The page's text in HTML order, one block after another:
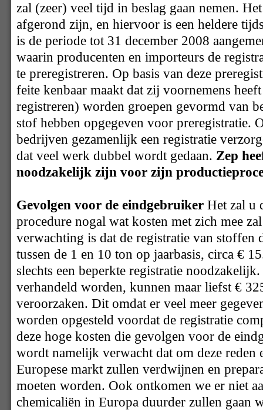
zal (zeer) veel tijd in beslag gaan nemen.
afgerond zijn, en hiervoor is een heldere
is de periode tot 31 december 2008
waarin producenten en importeurs de
te preregistreren. Op basis van deze
feite kenbaar maakt dat zij voornemens
registreren) worden groepen gevormd van
stof hebben opgegeven voor preregistratie.
bedrijven gezamenlijk een registratie
dat veel werk dubbel wordt gedaan. Zep
noodzakelijk zijn voor zijn
Gevolgen voor de eindgebruiker Het zal u
procedure nogal wat kosten met zich mee
verwachting is dat de registratie van stoffen
tussen de 1 en 10 ton op jaarbasis, circa €
slechts een beperkte registratie
verhandeld worden, kunnen maar liefst €
veroorzaken. Dit omdat er veel meer
worden opgesteld voordat de registratie
deze hoge kosten die gevolgen voor de
wordt namelijk verwacht dat om deze reden
Europese markt zullen verdwijnen en
moeten worden. Ook ontkomen we er niet
chemicaliën in Europa duurder zullen gaan